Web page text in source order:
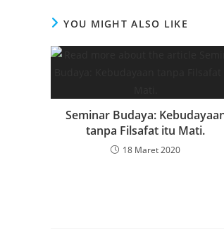
YOU MIGHT ALSO LIKE
Seminar Budaya:
tanpa Filsafat itu Mati.
18 Maret 2020